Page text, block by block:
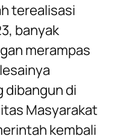
terealisasi
banyak
merampas
dibangun di
Masyarakat
kembali